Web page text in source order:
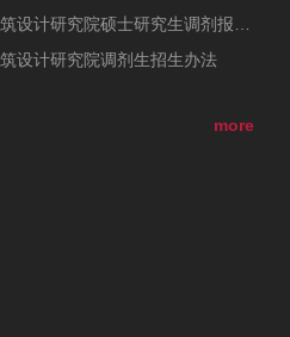
2026年中国建筑设计研究院硕士研究生调剂报考公告
设计研究院调剂生招生办法
more